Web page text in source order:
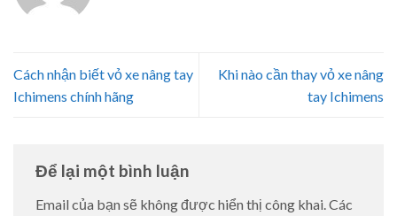
Cách nhận biết vỏ xe nâng tay
Ichimens chính hãng
Khi nào cần thay vỏ xe nâng
tay Ichimens
Để lại một bình luận
Email của bạn sẽ không được hiển thị công khai. Các